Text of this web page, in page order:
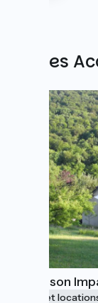
Autres
La Maison
Gîtes et